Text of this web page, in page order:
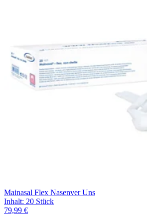
Mainasal Flex Nasenver Uns
Inhalt: 20 Stück
79,99 €